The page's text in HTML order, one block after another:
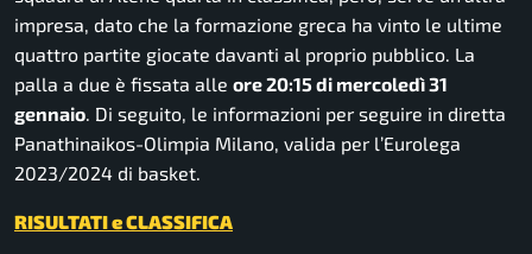
impresa, dato che la formazione greca ha vinto le ultime
quattro partite giocate davanti al proprio pubblico. La
palla a due è fissata alle ore 20:15 di mercoledì 31
gennaio. Di seguito, le informazioni per seguire in diretta
Panathinaikos-Olimpia Milano, valida per l’Eurolega
2023/2024 di basket.
RISULTATI e CLASSIFICA